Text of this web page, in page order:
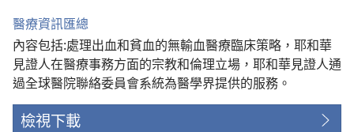
醫療資訊匯總
內容包括:處理出血和貧血的無輸血醫療臨床策略，耶和華
見證人在醫療事務方面的宗教和倫理立場，耶和華見證人通
過全球醫院聯絡委員會系統為醫學界提供的服務。
檢視下載